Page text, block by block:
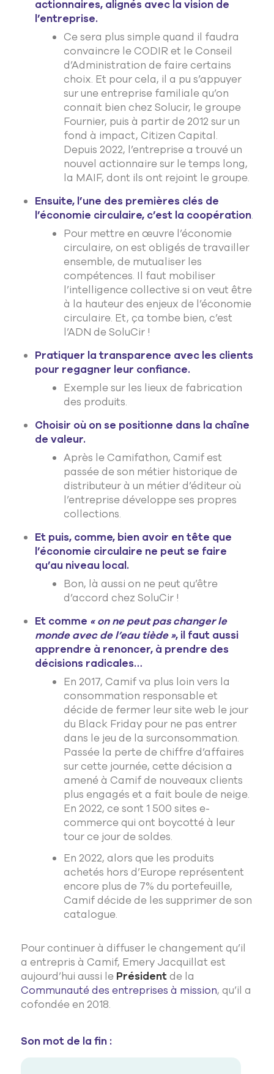
actionnaires, alignés avec la vision de
l’entreprise.
Ce sera plus simple quand il faudra
convaincre le CODIR et le Conseil
d’Administration de faire certains
choix. Et pour cela, il a pu s’appuyer
sur une entreprise familiale qu’on
connait bien chez Solucir, le groupe
Fournier, puis à partir de 2012 sur un
fond à impact, Citizen Capital.
Depuis 2022, l’entreprise a trouvé un
nouvel actionnaire sur le temps long,
la MAIF, dont ils ont rejoint le groupe.
Ensuite, l’une des premières clés de
l’économie circulaire, c’est la coopération.
Pour mettre en œuvre l’économie
circulaire, on est obligés de travailler
ensemble, de mutualiser les
compétences. Il faut mobiliser
l’intelligence collective si on veut être
à la hauteur des enjeux de l’économie
circulaire. Et, ça tombe bien, c’est
l’ADN de SoluCir !
Pratiquer la transparence avec les clients
pour regagner leur confiance.
Exemple sur les lieux de fabrication
des produits.
Choisir où on se positionne dans la chaîne
de valeur.
Après le Camifathon, Camif est
passée de son métier historique de
distributeur à un métier d’éditeur où
l’entreprise développe ses propres
collections.
Et puis, comme, bien avoir en tête que
l’économie circulaire ne peut se faire
qu’au niveau local.
Bon, là aussi on ne peut qu’être
d’accord chez SoluCir !
Et comme « on ne peut pas changer le
monde avec de l’eau tiède », il faut aussi
apprendre à renoncer, à prendre des
décisions radicales…
En 2017, Camif va plus loin vers la
consommation responsable et
décide de fermer leur site web le jour
du Black Friday pour ne pas entrer
dans le jeu de la surconsommation.
Passée la perte de chiffre d’affaires
sur cette journée, cette décision a
amené à Camif de nouveaux clients
plus engagés et a fait boule de neige.
En 2022, ce sont 1 500 sites e-
commerce qui ont boycotté à leur
tour ce jour de soldes.
En 2022, alors que les produits
achetés hors d’Europe représentent
encore plus de 7% du portefeuille,
Camif décide de les supprimer de son
catalogue.
Pour continuer à diffuser le changement qu’il
a entrepris à Camif, Emery Jacquillat est
aujourd’hui aussi lePrésidentde la
Communauté des entreprises à mission, qu’il a
cofondée en 2018.
Son mot de la fin :